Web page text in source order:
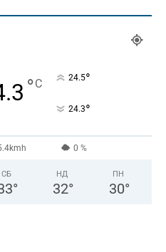
°C 24.5°
24.3°
0 %
СБ
°
НД
32°
ПН
30°